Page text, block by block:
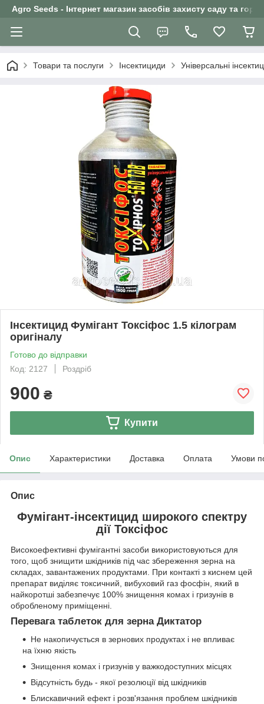
Agro Seeds - Інтернет магазин засобів захисту саду та
Товари та послуги Інсектициди Універсальні
Інсектицид Фумігант Токсіфос 1.5 кілограм
оригіналу
Готово до відправки
Код: 2127
Роздріб
900 ₴
Купити
Опис Характеристики Доставка Оплата Умови
Опис
Фумігант-інсектицид широкого спектру
дії Токсіфос
Високоефективні фумігантні засоби використовуються для
того, щоб знищити шкідників під час збереження зерна на
складах, завантажених продуктами. При контакті з киснем цей
препарат виділяє токсичний, вибуховий газ фосфін, який в
найкоротші забезпечує 100% знищення комах і гризунів в
обробленому приміщенні.
Перевага таблеток для зерна Диктатор
Не накопичується в зернових продуктах і не впливає
на їхню якість
Знищення комах і гризунів у важкодоступних місцях
Відсутність будь - якої резолюції від шкідників
Блискавичний ефект і розв'язання проблем шкідників